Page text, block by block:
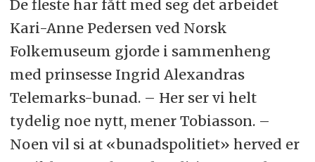
De fleste har fått med seg det arbeidet
Kari-Anne Pedersen ved Norsk
Folkemuseum gjorde i sammenheng
med prinsesse Ingrid Alexandras
Telemarks-bunad. – Her ser vi helt
tydelig noe nytt, mener Tobiasson. –
Noen vil si at «bunadspolitiet» herved er